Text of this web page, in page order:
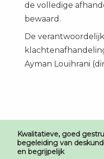
de volledige
bewaard.
De
Ayman Louihrani
Kwalitatieve, goed
begeleiding van
en begrijpelijk